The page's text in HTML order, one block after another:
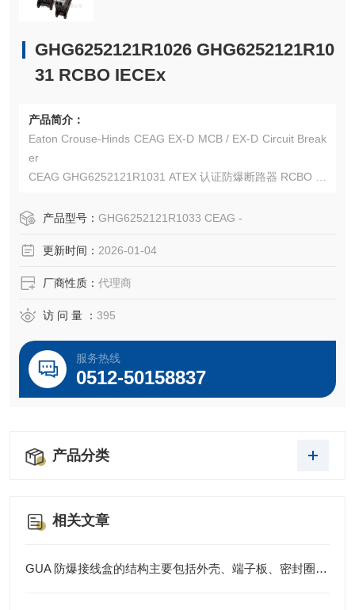
GHG6252121R1026 GHG6252121R10
31 RCBO IECEx
产品简介：
Eaton Crouse-Hinds CEAG EX-D MCB / EX-D Circuit Break
er
CEAG GHG6252121R1031 ATEX 认证防爆断路器 RCBO 现
CEAG GHG6252121R1033 IECEx 认证防爆断路器 RCBO
CEAG GHG6252121R1026 IECEx 认证防爆断路器 RCBO
产品型号： GHG6252121R1033 CEAG -
更新时间： 2026-01-04
厂商性质： 代理商
访 问 量 ： 395
服务热线
0512-50158837
产品分类
相关文章
GUA 防爆接线盒的结构主要包括外壳、端子板、密封圈、接线孔等部分